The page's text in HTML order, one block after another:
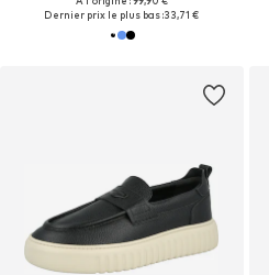
Dernier prix le plus bas :33,71 €